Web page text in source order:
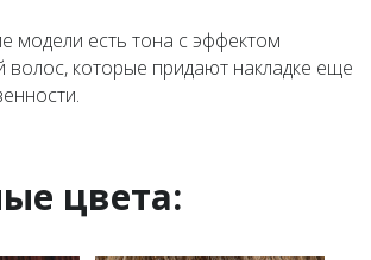
модели есть тона с эффектом
волос, которые придают накладке еще
цвета: